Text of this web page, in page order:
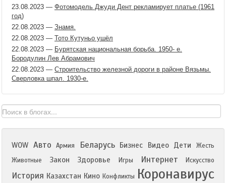
23.08.2023 — Фотомодель Джуди Дент рекламирует платье (1961
год)
22.08.2023 — Знамя.
22.08.2023 — Тото Кутуньо ушёл
22.08.2023 — Бурятская национальная борьба. 1950- е.
Бородулин Лев Абрамович
22.08.2023 — Строительство железной дороги в районе Вязьмы.
Сверловка шпал. 1930-е.
WOW Авто Армия Беларусь Бизнес Видео Дети
Жесть
Животные
Закон Здоровье Игры Интернет Искусство
История Казахстан Кино Конфликты Коронавирус